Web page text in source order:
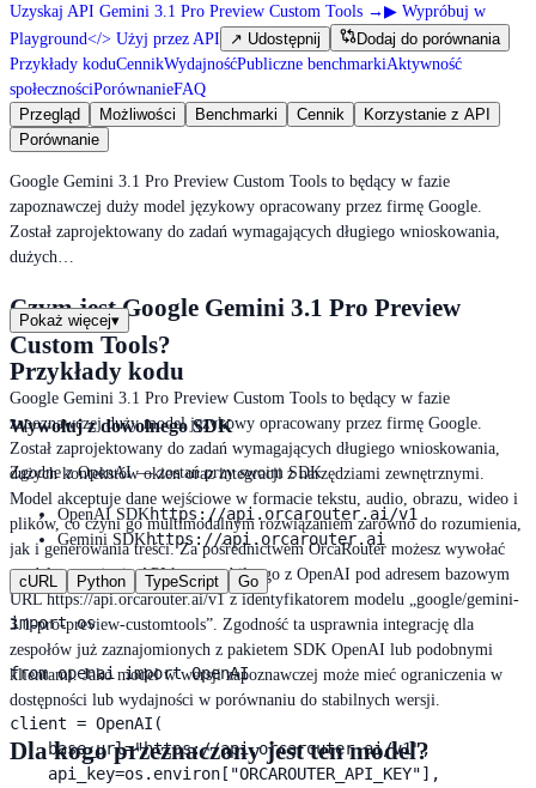
Uzyskaj API Gemini 3.1 Pro Preview Custom Tools → ▶ Wypróbuj w
Playground</> Użyj przez API ↗ Udostępnij
Dodaj do porównania
Przykłady koduCennikWydajnośćPubliczne benchmarkiAktywność
społecznościPorównanieFAQ
Przegląd
Możliwości Benchmarki Cennik
Korzystanie z API
Porównanie
Google Gemini 3.1 Pro Preview Custom Tools to będący w fazie
zapoznawczej duży model językowy opracowany przez firmę Google.
Został zaprojektowany do zadań wymagających długiego wnioskowania,
dużych…
Czym jest Google Gemini 3.1 Pro Preview
Custom Tools?
Google Gemini 3.1 Pro Preview Custom Tools to będący w fazie
zapoznawczej duży model językowy opracowany przez firmę Google.
Został zaprojektowany do zadań wymagających długiego wnioskowania,
dużych kontekstów okien oraz integracji z narzędziami zewnętrznymi.
Model akceptuje dane wejściowe w formacie tekstu, audio, obrazu, wideo i
plików, co czyni go multimodalnym rozwiązaniem zarówno do rozumienia,
jak i generowania treści. Za pośrednictwem OrcaRouter możesz wywołać
model przy użyciu API kompatybilnego z OpenAI pod adresem bazowym
URL https://api.orcarouter.ai/v1 z identyfikatorem modelu „google/gemini-
3.1-pro-preview-customtools”. Zgodność ta usprawnia integrację dla
zespołów już zaznajomionych z pakietem SDK OpenAI lub podobnymi
klientami. Jako model w wersji zapoznawczej może mieć ograniczenia w
dostępności lub wydajności w porównaniu do stabilnych wersji.
Dla kogo przeznaczony jest ten model?
Pokaż więcej▾
Przykłady kodu
Wywołuj z dowolnego SDK
Zgodne z OpenAI — zostań przy swoim SDK
OpenAI SDKhttps://api.orcarouter.ai/v1
Gemini SDKhttps://api.orcarouter.ai
cURL Python TypeScript Go
import os
from openai import OpenAI
client = OpenAI(
    base_url="https://api.orcarouter.ai/v1",
    api_key=os.environ["ORCAROUTER_API_KEY"],